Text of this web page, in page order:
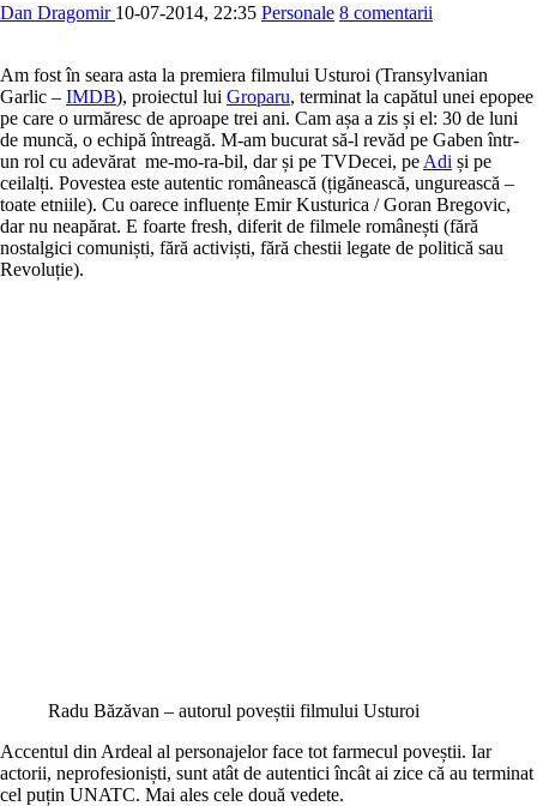
Dan Dragomir 10-07-2014, 22:35 Personale 8 comentarii
Am fost în seara asta la premiera filmului Usturoi (Transylvanian
Garlic – IMDB), proiectul lui Groparu, terminat la capătul unei epopee
pe care o urmăresc de aproape trei ani. Cam așa a zis și el: 30 de luni
de muncă, o echipă întreagă. M-am bucurat să-l revăd pe Gaben într-
un rol cu adevărat me-mo-ra-bil, dar și pe TVDecei, pe Adi și pe
ceilalți. Povestea este autentic românească (țigănească, ungurească –
toate etniile). Cu oarece influențe Emir Kusturica / Goran Bregovic,
dar nu neapărat. E foarte fresh, diferit de filmele românești (fără
nostalgici comuniști, fără activiști, fără chestii legate de politică sau
Revoluție).
Radu Băzăvan – autorul poveștii filmului Usturoi
Accentul din Ardeal al personajelor face tot farmecul poveștii. Iar
actorii, neprofesioniști, sunt atât de autentici încât ai zice că au terminat
cel puțin UNATC. Mai ales cele două vedete.